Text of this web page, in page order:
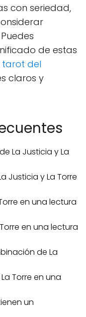
con seriedad,
de estas
tarot del
claros y
La Justicia y La
Justicia y La Torre
en una lectura
en una lectura
de La
Torre en una
un